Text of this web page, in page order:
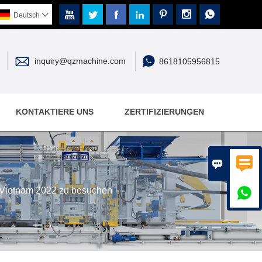
 

      
Deutsch 
 inquiry@qzmachine.com  8618105956815
KONTAKTIERE UNS ZERTIFIZIERUNGEN
2022 zu besuchen